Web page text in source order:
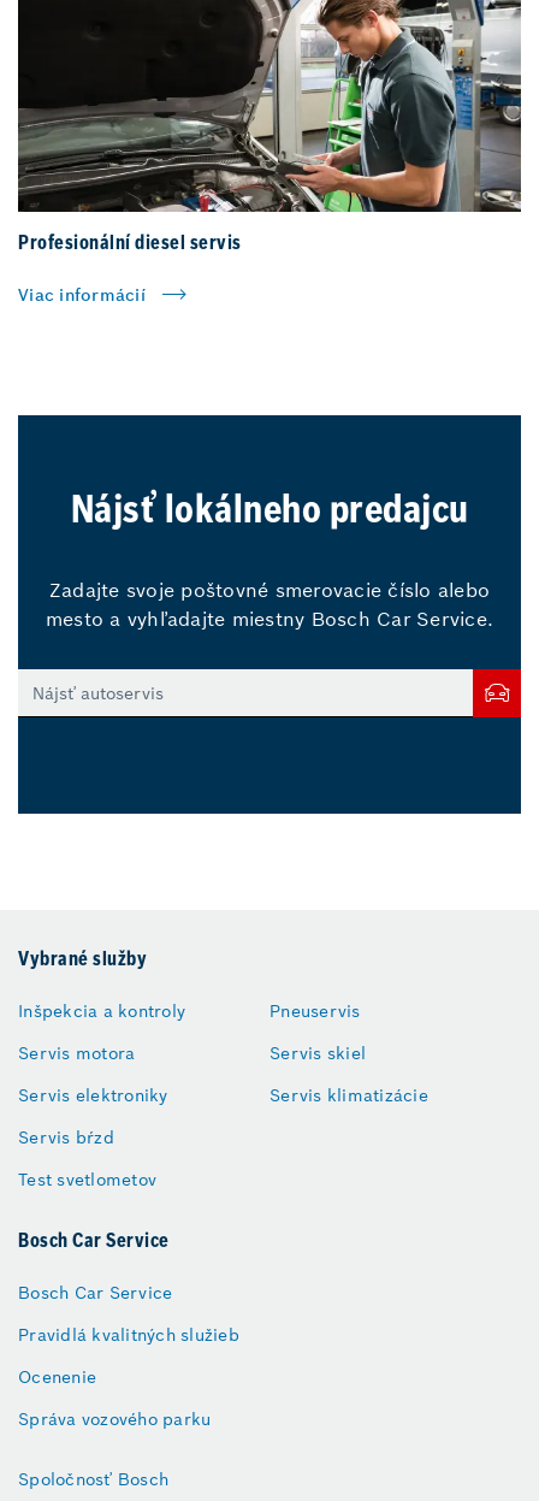
Profesionální diesel servis
Viac informácií
Nájsť lokálneho predajcu
Zadajte svoje poštovné smerovacie číslo alebo
mesto a vyhľadajte miestny Bosch Car Service.
Vybrané služby
Inšpekcia a kontroly
Servis motora
Servis elektroniky
Servis bŕzd
Test svetlometov
Pneuservis
Servis skiel
Servis klimatizácie
Bosch Car Service
Bosch Car Service
Pravidlá kvalitných služieb
Ocenenie
Správa vozového parku
Spoločnosť Bosch